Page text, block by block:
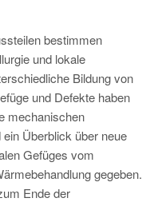
bestimmen
und lokale
Bildung von
und Defekte haben
mechanischen
Überblick über neue
Gefüges vom
gegeben.
Ende der